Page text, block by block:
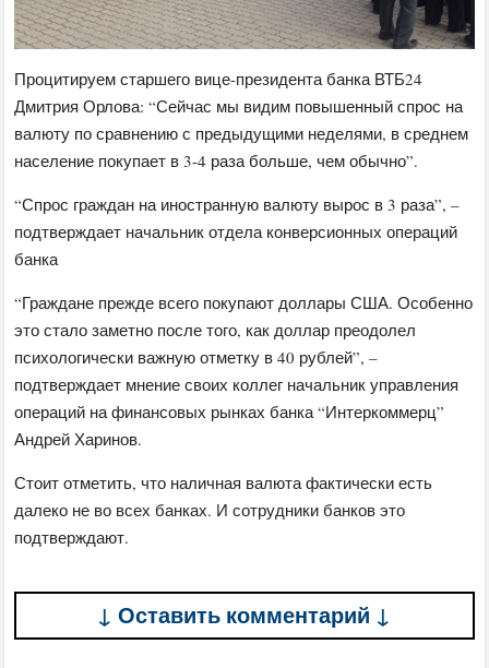
Процитируем старшего вице-президента банка ВТБ24
Дмитрия Орлова: “Сейчас мы видим повышенный спрос на
валюту по сравнению с предыдущими неделями, в среднем
население покупает в 3-4 раза больше, чем обычно”.
“Спрос граждан на иностранную валюту вырос в 3 раза”, –
подтверждает начальник отдела конверсионных операций
банка
“Граждане прежде всего покупают доллары США. Особенно
это стало заметно после того, как доллар преодолел
психологически важную отметку в 40 рублей”, –
подтверждает мнение своих коллег начальник управления
операций на финансовых рынках банка “Интеркоммерц”
Андрей Харинов.
Стоит отметить, что наличная валюта фактически есть
далеко не во всех банках. И сотрудники банков это
подтверждают.
↓ Оставить комментарий ↓